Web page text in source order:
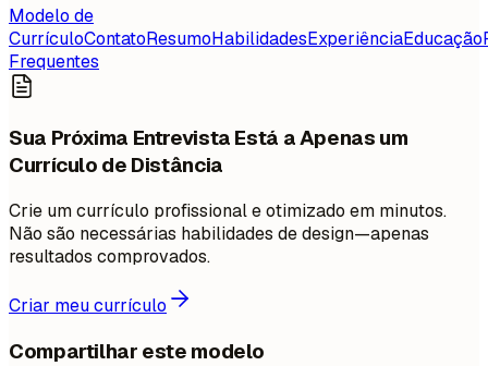
Modelo de
CurrículoContatoResumoHabilidadesExperiênciaEducação
Frequentes
Sua Próxima Entrevista Está a Apenas um
Currículo de Distância
Crie um currículo profissional e otimizado em minutos.
Não são necessárias habilidades de design—apenas
resultados comprovados.
Criar meu currículo
Compartilhar este modelo